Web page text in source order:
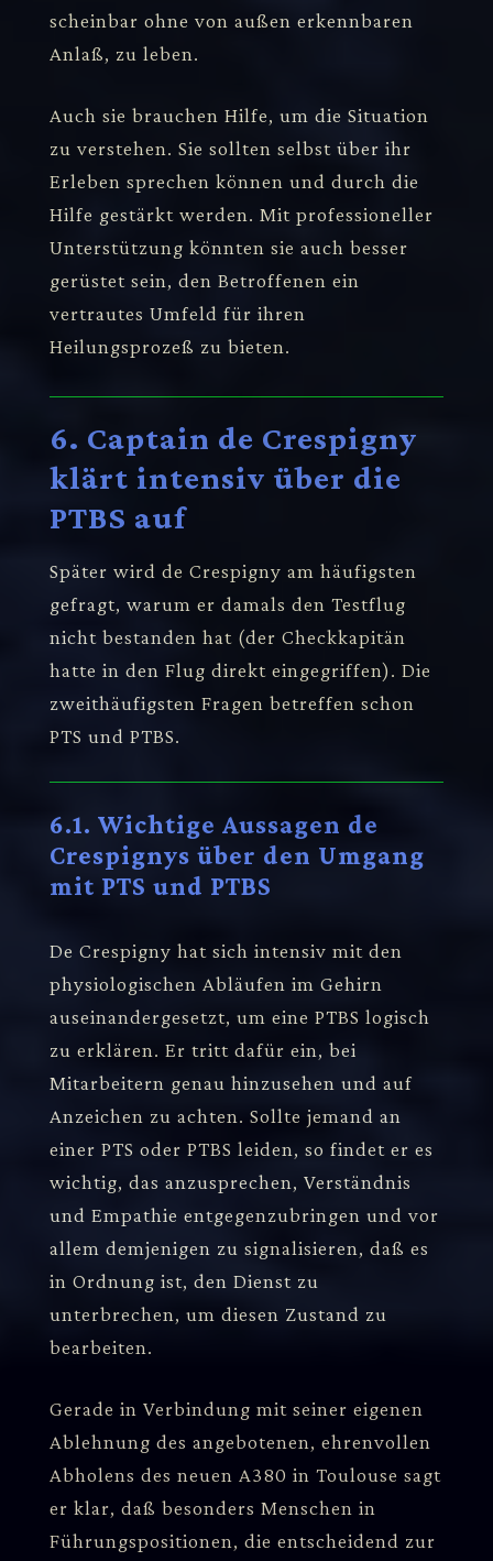
scheinbar ohne von außen erkennbaren
Anlaß, zu leben.
Auch sie brauchen Hilfe, um die Situation
zu verstehen. Sie sollten selbst über ihr
Erleben sprechen können und durch die
Hilfe gestärkt werden. Mit professioneller
Unterstützung könnten sie auch besser
gerüstet sein, den Betroffenen ein
vertrautes Umfeld für ihren
Heilungsprozeß zu bieten.
6. Captain de Crespigny
klärt intensiv über die
PTBS auf
Später wird de Crespigny am häufigsten
gefragt, warum er damals den Testflug
nicht bestanden hat (der Checkkapitän
hatte in den Flug direkt eingegriffen). Die
zweithäufigsten Fragen betreffen schon
PTS und PTBS.
6.1. Wichtige Aussagen de
Crespignys über den Umgang
mit PTS und PTBS
De Crespigny hat sich intensiv mit den
physiologischen Abläufen im Gehirn
auseinandergesetzt, um eine PTBS logisch
zu erklären. Er tritt dafür ein, bei
Mitarbeitern genau hinzusehen und auf
Anzeichen zu achten. Sollte jemand an
einer PTS oder PTBS leiden, so findet er es
wichtig, das anzusprechen, Verständnis
und Empathie entgegenzubringen und vor
allem demjenigen zu signalisieren, daß es
in Ordnung ist, den Dienst zu
unterbrechen, um diesen Zustand zu
bearbeiten.
Gerade in Verbindung mit seiner eigenen
Ablehnung des angebotenen, ehrenvollen
Abholens des neuen A380 in Toulouse sagt
er klar, daß besonders Menschen in
Führungspositionen, die entscheidend zur